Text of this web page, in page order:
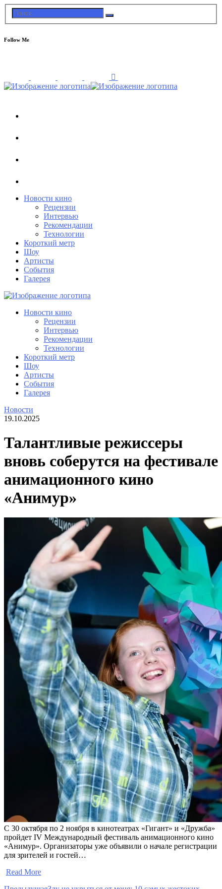
Follow Me
Новости кино
Рецензии
Интервью
Рекомендации
Технологии
Короткий метр
Шоу
Артисты
События
Галерея
Новости кино
Рецензии
Интервью
Рекомендации
Технологии
Короткий метр
Шоу
Артисты
События
Галерея
Новости
19.10.2025
Талантливые режиссеры
вновь соберутся на фестивале
анимационного кино
«Анимур»
С 30 октября по 2 ноября в кинотеатрах «Гигант» и «Дружба»
пройдет IV Международный фестиваль анимационного кино
«Анимур». Организаторы уже объявили о начале регистрации
для зрителей и гостей…
Read More